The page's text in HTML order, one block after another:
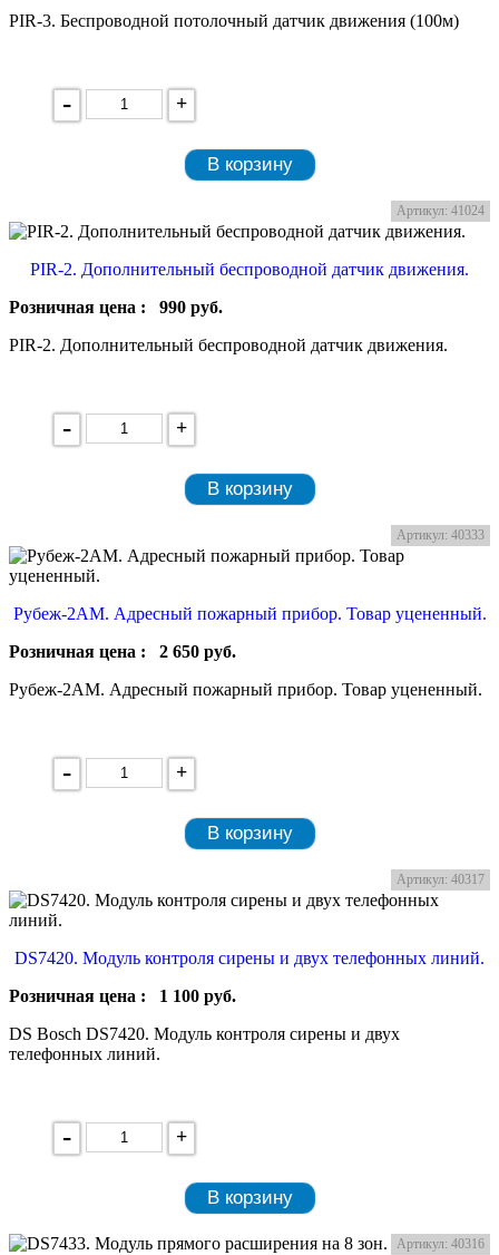
PIR-3. Беспроводной потолочный датчик движения (100м)
- +
В корзину
Артикул: 41024
PIR-2. Дополнительный беспроводной датчик движения.
Розничная цена : 990 руб.
PIR-2. Дополнительный беспроводной датчик движения.
- +
В корзину
Артикул: 40333
Рубеж-2АМ. Адресный пожарный прибор. Товар уцененный.
Розничная цена : 2 650 руб.
Рубеж-2АМ. Адресный пожарный прибор. Товар уцененный.
- +
В корзину
Артикул: 40317
DS7420. Модуль контроля сирены и двух телефонных линий.
Розничная цена : 1 100 руб.
DS Bosch DS7420. Модуль контроля сирены и двух
телефонных линий.
- +
В корзину
Артикул: 40316